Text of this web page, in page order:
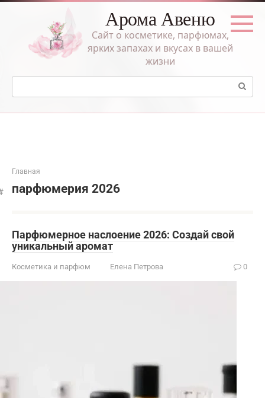
Перейти
Арома Авеню
Сайт о косметике, парфюмах,
ярких запахах и вкусах в вашей
жизни
Поиск:
Главная
парфюмерия 2026
Парфюмерное наслоение 2026: Создай свой
уникальный аромат
Косметика и парфюм Елена Петрова 0